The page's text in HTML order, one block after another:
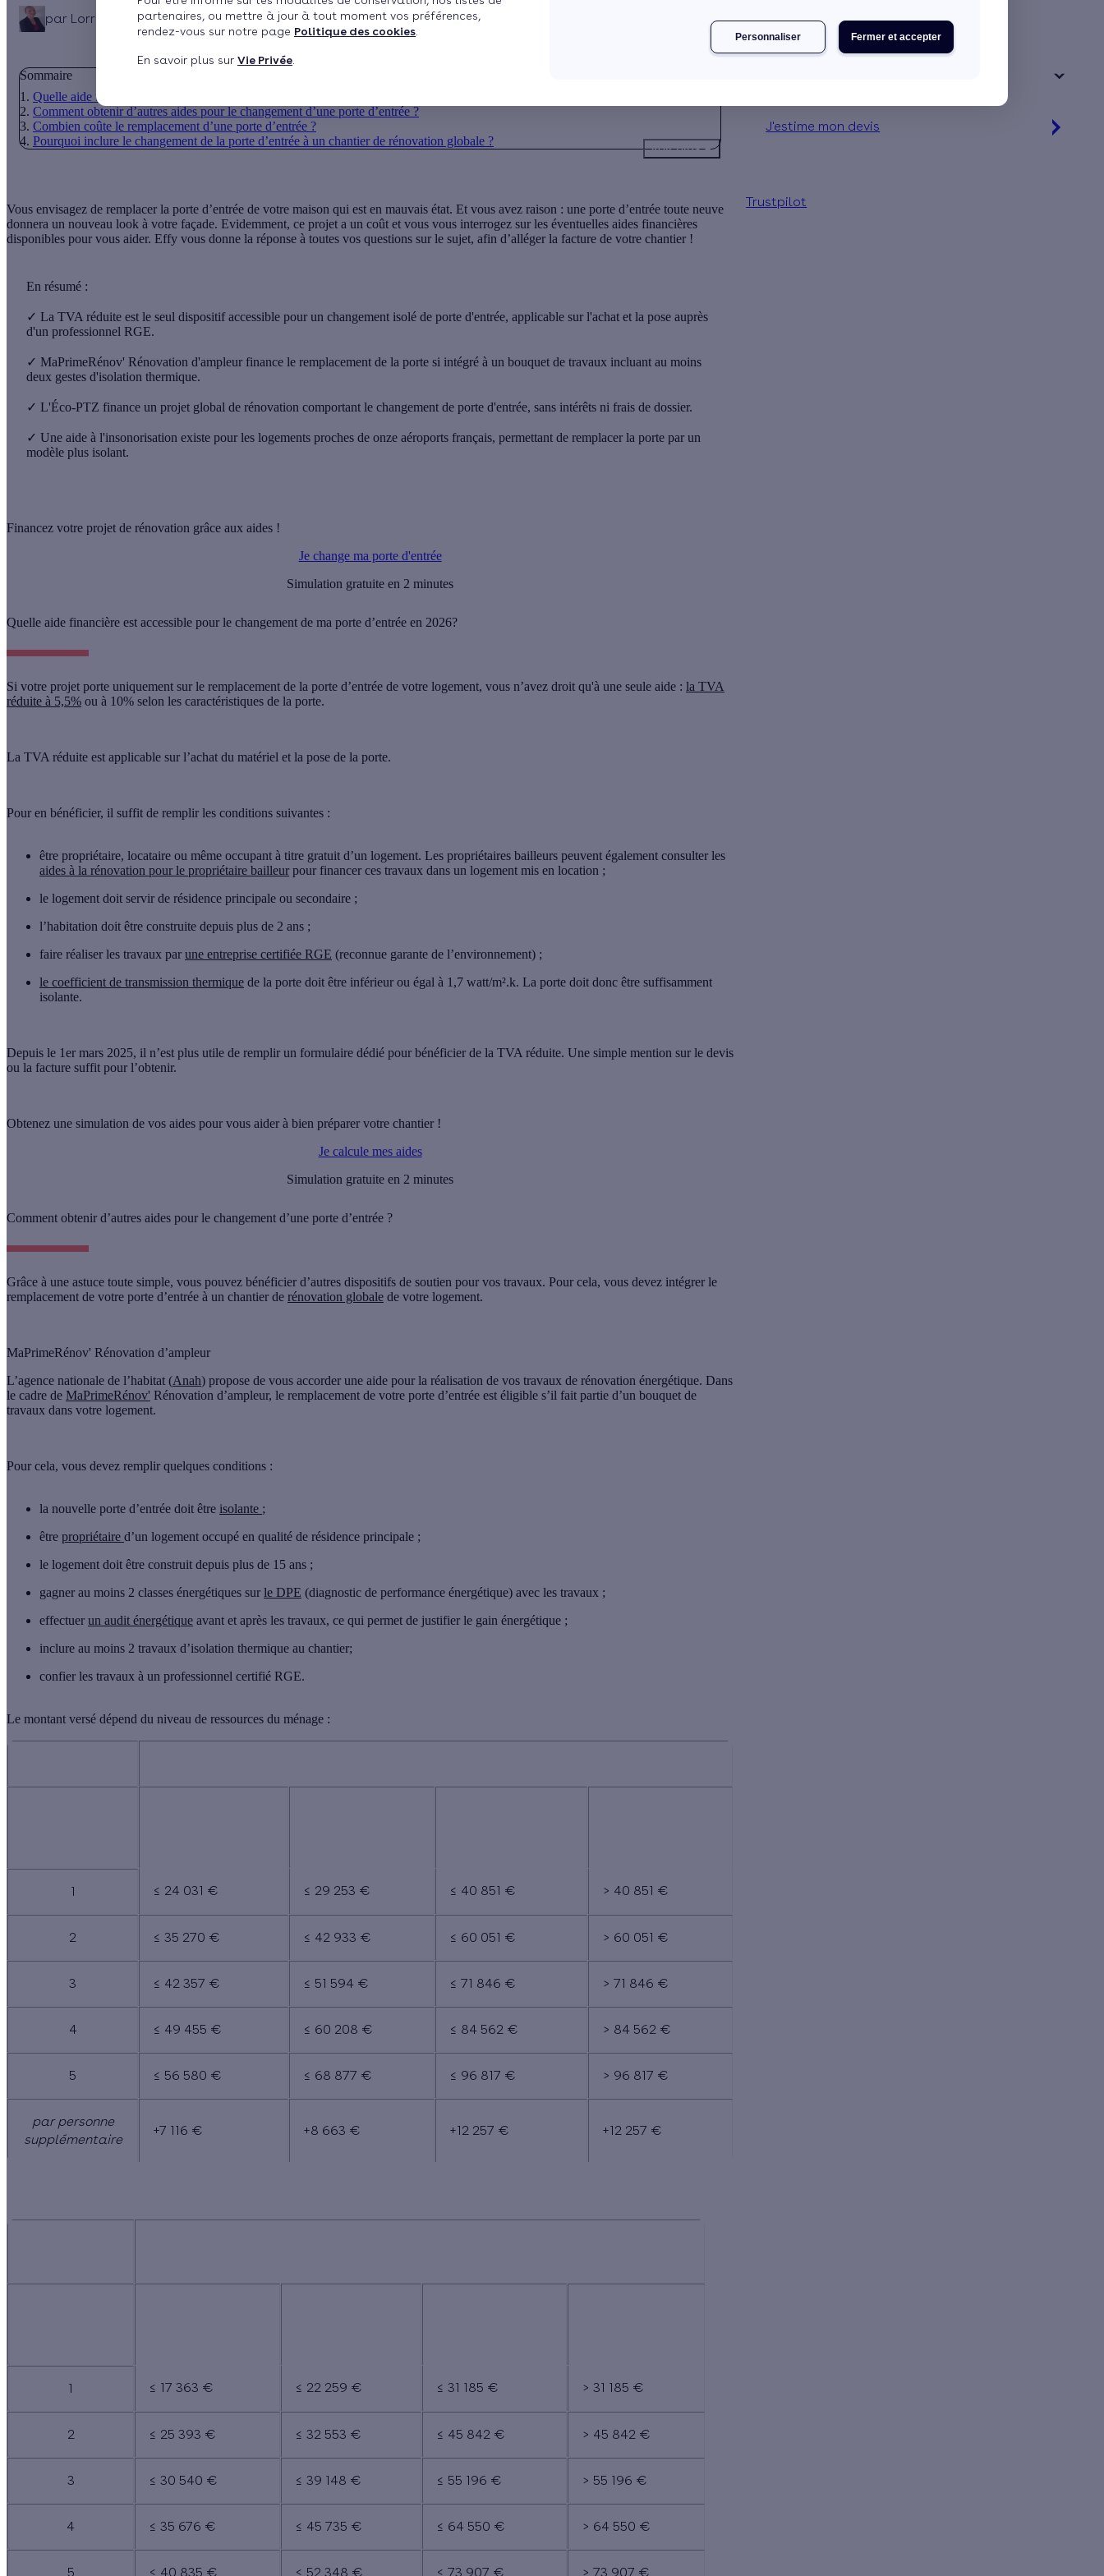
partenaires, ou mettre à jour à tout moment vos préférences,
rendez-vous sur notre page Politique des cookies
En savoir plus sur Vie Privée
Fermer et accepter
Personnaliser
par Lorraine Véron 6 min de lecture
Sommaire
Quelle aide financière est accessible pour le changement de ma porte d’entrée en 2026?
Comment obtenir d’autres aides pour le changement d’une porte d’entrée ?
Combien coûte le remplacement d’une porte d’entrée ?
Pourquoi inclure le changement de la porte d’entrée à un chantier de rénovation globale ?
Voir plus
Vous envisagez de remplacer la porte d’entrée de votre maison qui est en mauvais état. Et vous avez raison : une porte d’entrée toute neuve
donnera un nouveau look à votre façade. Evidemment, ce projet a un coût et vous vous interrogez sur les éventuelles aides financières
disponibles pour vous aider. Effy vous donne la réponse à toutes vos questions sur le sujet, afin d’alléger la facture de votre chantier !
En résumé :
✓ La TVA réduite est le seul dispositif accessible pour un changement isolé de porte d'entrée, applicable sur l'achat et la pose auprès
d'un professionnel RGE.
✓ MaPrimeRénov' Rénovation d'ampleur finance le remplacement de la porte si intégré à un bouquet de travaux incluant au moins
deux gestes d'isolation thermique.
✓ L'Éco-PTZ finance un projet global de rénovation comportant le changement de porte d'entrée, sans intérêts ni frais de dossier.
✓ Une aide à l'insonorisation existe pour les logements proches de onze aéroports français, permettant de remplacer la porte par un
modèle plus isolant.
Financez votre projet de rénovation grâce aux aides !
Je change ma porte d'entrée
Simulation gratuite en 2 minutes
Quelle aide financière est accessible pour le changement de ma porte d’entrée en 2026?
Si votre projet porte uniquement sur le remplacement de la porte d’entrée de votre logement, vous n’avez droit qu'à une seule aide : la TVA
réduite à 5,5% ou à 10% selon les caractéristiques de la porte.
La TVA réduite est applicable sur l’achat du matériel et la pose de la porte.
Pour en bénéficier, il suffit de remplir les conditions suivantes :
être propriétaire, locataire ou même occupant à titre gratuit d’un logement. Les propriétaires bailleurs peuvent également consulter les
aides à la rénovation pour le propriétaire bailleur pour financer ces travaux dans un logement mis en location ;
le logement doit servir de résidence principale ou secondaire ;
l’habitation doit être construite depuis plus de 2 ans ;
faire réaliser les travaux par une entreprise certifiée RGE (reconnue garante de l’environnement) ;
le coefficient de transmission thermique de la porte doit être inférieur ou égal à 1,7 watt/m².k. La porte doit donc être suffisamment
isolante.
Depuis le 1er mars 2025, il n’est plus utile de remplir un formulaire dédié pour bénéficier de la TVA réduite. Une simple mention sur le devis
ou la facture suffit pour l’obtenir.
Obtenez une simulation de vos aides pour vous aider à bien préparer votre chantier !
Je calcule mes aides
Simulation gratuite en 2 minutes
Comment obtenir d’autres aides pour le changement d’une porte d’entrée ?
Grâce à une astuce toute simple, vous pouvez bénéficier d’autres dispositifs de soutien pour vos travaux. Pour cela, vous devez intégrer le
remplacement de votre porte d’entrée à un chantier de rénovation globale de votre logement.
MaPrimeRénov' Rénovation d’ampleur
L’agence nationale de l’habitat (Anah) propose de vous accorder une aide pour la réalisation de vos travaux de rénovation énergétique. Dans
le cadre de MaPrimeRénov' Rénovation d’ampleur, le remplacement de votre porte d’entrée est éligible s’il fait partie d’un bouquet de
travaux dans votre logement.
Pour cela, vous devez remplir quelques conditions :
la nouvelle porte d’entrée doit être isolante ;
être propriétaire d’un logement occupé en qualité de résidence principale ;
le logement doit être construit depuis plus de 15 ans ;
gagner au moins 2 classes énergétiques sur le DPE (diagnostic de performance énergétique) avec les travaux ;
effectuer un audit énergétique avant et après les travaux, ce qui permet de justifier le gain énergétique ;
inclure au moins 2 travaux d’isolation thermique au chantier;
confier les travaux à un professionnel certifié RGE.
Le montant versé dépend du niveau de ressources du ménage :
1 ≤ 24 031 € ≤ 29 253 € ≤ 40 851 € > 40 851 €
2 ≤ 35 270 € ≤ 42 933 € ≤ 60 051 € > 60 051 €
3 ≤ 42 357 € ≤ 51 594 € ≤ 71 846 € > 71 846 €
4 ≤ 49 455 € ≤ 60 208 € ≤ 84 562 € > 84 562 €
5 ≤ 56 580 € ≤ 68 877 € ≤ 96 817 € > 96 817 €
par personne
supplémentaire
+7 116 € +8 663 € +12 257 € +12 257 €
1 ≤ 17 363 € ≤ 22 259 € ≤ 31 185 € > 31 185 €
2 ≤ 25 393 € ≤ 32 553 € ≤ 45 842 € > 45 842 €
3 ≤ 30 540 € ≤ 39 148 € ≤ 55 196 € > 55 196 €
4 ≤ 35 676 € ≤ 45 735 € ≤ 64 550 € > 64 550 €
5 ≤ 40 835 € ≤ 52 348 € ≤ 73 907 € > 73 907 €
Une maison
Un appartement
Votre logement a été construit :
J'estime mon devis
Trustpilot